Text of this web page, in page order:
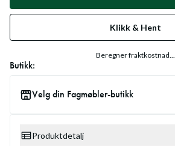
Klikk & Hent
Beregner fraktkostnad...
Butikk:
Velg din Fagmøbler-butikk
Produktdetalj